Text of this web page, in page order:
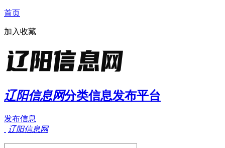
首页
加入收藏
辽阳信息网分类信息发布平台
发布信息
辽阳信息网